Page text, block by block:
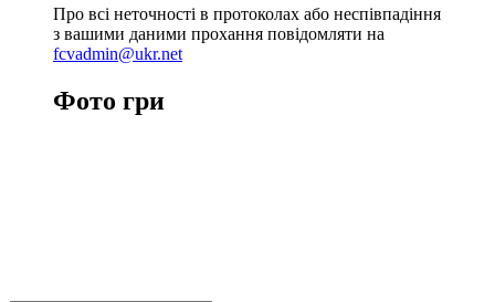
Про всі неточності в протоколах або неспівпадіння
з вашими даними прохання повідомляти на
fcvadmin@ukr.net
Фото гри